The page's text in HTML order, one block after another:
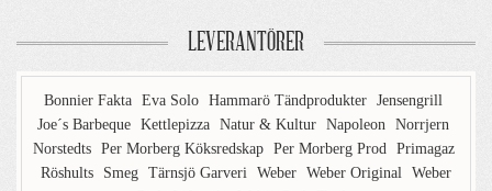
LEVERANTÖRER
Bonnier Fakta Eva Solo Hammarö Tändprodukter Jensengrill
Joe´s Barbeque Kettlepizza Natur & Kultur Napoleon Norrjern
Norstedts Per Morberg Köksredskap Per Morberg Prod Primagaz
Röshults
Smeg Tärnsjö Garveri Weber Weber Original Weber